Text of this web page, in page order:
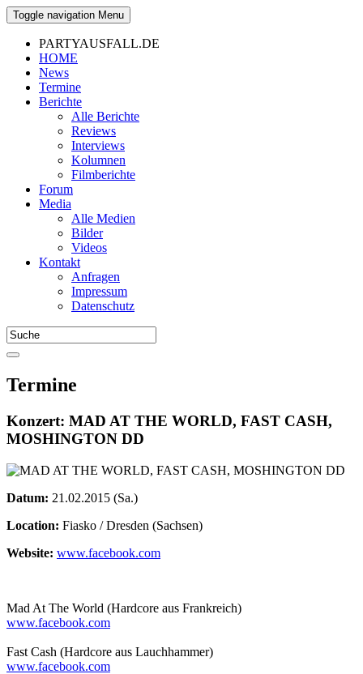
Toggle navigation Menu
PARTYAUSFALL.DE
HOME
News
Termine
Berichte
Alle Berichte
Reviews
Interviews
Kolumnen
Filmberichte
Forum
Media
Alle Medien
Bilder
Videos
Kontakt
Anfragen
Impressum
Datenschutz
Termine
Konzert: MAD AT THE WORLD, FAST CASH,
MOSHINGTON DD
Datum: 21.02.2015 (Sa.)
Location: Fiasko / Dresden (Sachsen)
Website: www.facebook.com
Mad At The World (Hardcore aus Frankreich)
www.facebook.com
Fast Cash (Hardcore aus Lauchhammer)
www.facebook.com